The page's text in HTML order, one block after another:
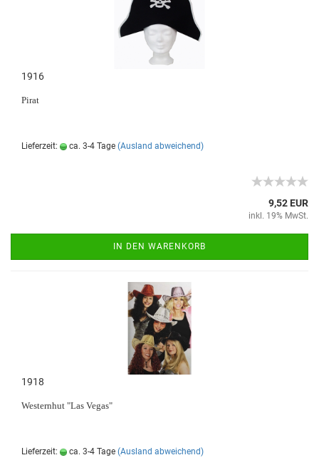
1916
Pirat
Lieferzeit: ca. 3-4 Tage (Ausland abweichend)
9,52 EUR
inkl. 19% MwSt.
IN DEN WARENKORB
1918
Westernhut "Las Vegas"
Lieferzeit: ca. 3-4 Tage (Ausland abweichend)